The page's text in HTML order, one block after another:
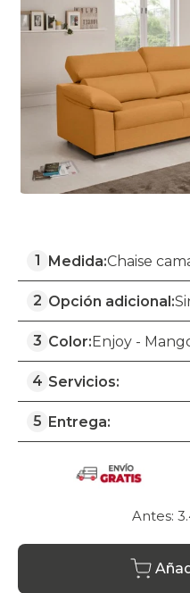
1 Medida:Chaise
2 Opción adicional:
3 Color:Enjoy -
4 Servicios:
5 Entrega:
Antes: